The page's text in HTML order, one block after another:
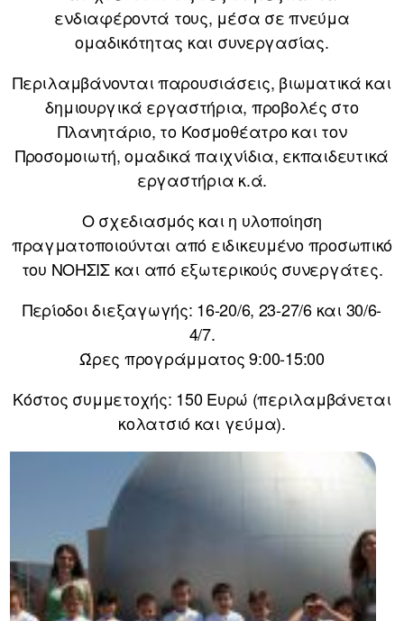
ενδιαφέροντά τους, μέσα σε πνεύμα
ομαδικότητας και συνεργασίας.
Περιλαμβάνονται παρουσιάσεις, βιωματικά και
δημιουργικά εργαστήρια, προβολές στο
Πλανητάριο, το Κοσμοθέατρο και τον
Προσομοιωτή, ομαδικά παιχνίδια, εκπαιδευτικά
εργαστήρια κ.ά.
Ο σχεδιασμός και η υλοποίηση
πραγματοποιούνται από ειδικευμένο προσωπικό
του ΝΟΗΣΙΣ και από εξωτερικούς συνεργάτες.
Περίοδοι διεξαγωγής: 16-20/6, 23-27/6 και 30/6-
4/7.
Ώρες προγράμματος 9:00-15:00
Κόστος συμμετοχής: 150 Ευρώ (περιλαμβάνεται
κολατσιό και γεύμα).